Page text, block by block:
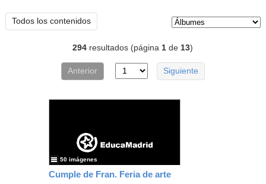
Todos los contenidos
294 resultados (página1 de13)
Anterior Siguiente
Cumple de Fran. Feria de arte
50 imágenes